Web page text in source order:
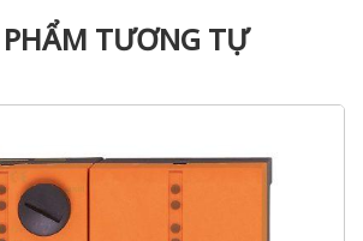
TƯƠNG TỰ